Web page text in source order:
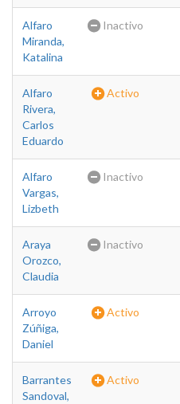
Alfaro
Miranda,
Katalina
Inactivo
Alfaro
Rivera,
Carlos
Eduardo
Activo
Alfaro
Vargas,
Lizbeth
Inactivo
Araya
Orozco,
Claudia
Inactivo
Arroyo
Zúñiga,
Daniel
Activo
Barrantes
Sandoval,
Activo